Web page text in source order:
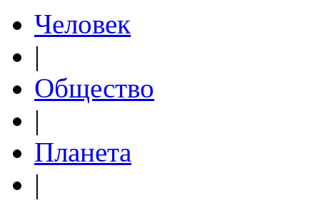
Человек
|
Общество
|
Планета
|